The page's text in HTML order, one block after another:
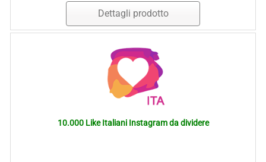
Dettagli prodotto
10.000 Like Italiani Instagram da dividere